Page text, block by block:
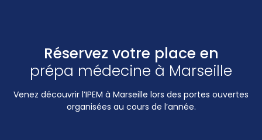
Réservez votre place en
prépa médecine à Marseille
Venez découvrir l’IPEM à Marseille lors des portes ouvertes
organisées au cours de l’année.